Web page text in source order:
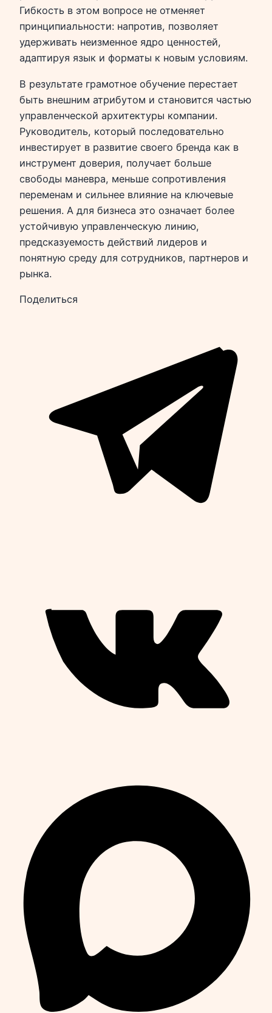
Гибкость в этом вопросе не отменяет
принципиальности: напротив, позволяет
удерживать неизменное ядро ценностей,
адаптируя язык и форматы к новым условиям.
В результате грамотное обучение перестает
быть внешним атрибутом и становится частью
управленческой архитектуры компании.
Руководитель, который последовательно
инвестирует в развитие своего бренда как в
инструмент доверия, получает больше
свободы маневра, меньше сопротивления
переменам и сильнее влияние на ключевые
решения. А для бизнеса это означает более
устойчивую управленческую линию,
предсказуемость действий лидеров и
понятную среду для сотрудников, партнеров и
рынка.
Поделиться